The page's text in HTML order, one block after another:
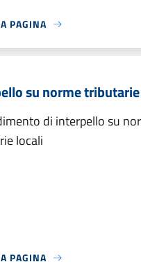
PAGINA
su norme
di interpello su
locali
PAGINA